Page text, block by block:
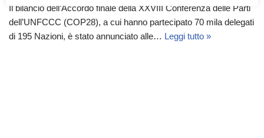
Il bilancio dell’Accordo finale della XXVIII Conferenza delle Parti
dell’UNFCCC (COP28), a cui hanno partecipato 70 mila delegati
di 195 Nazioni, è stato annunciato alle… Leggi tutto »